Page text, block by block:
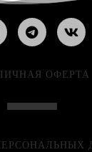
ОФЕРТА